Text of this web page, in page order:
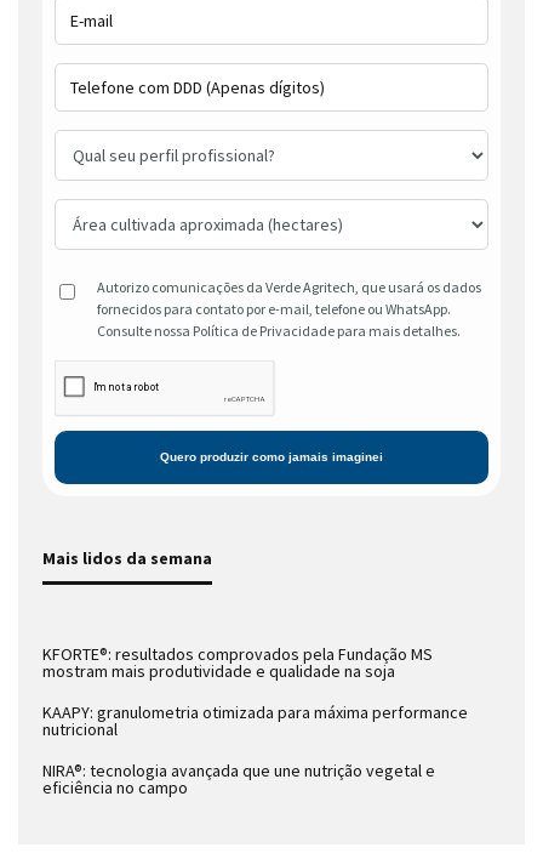
Autorizo comunicações da Verde Agritech, que usará os dados
fornecidos para contato por e-mail, telefone ou WhatsApp.
Consulte nossa Política de Privacidade para mais detalhes.
Mais lidos da semana
KFORTE®: resultados comprovados pela Fundação MS
mostram mais produtividade e qualidade na soja
KAAPY: granulometria otimizada para máxima performance
nutricional
NIRA®: tecnologia avançada que une nutrição vegetal e
eficiência no campo